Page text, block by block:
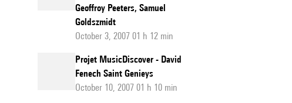
Geoffroy Peeters, Samuel
Goldszmidt
October 3, 2007 01 h 12 min
Projet MusicDiscover - David
Fenech Saint Genieys
October 10, 2007 01 h 10 min